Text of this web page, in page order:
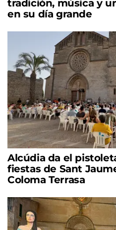
tradición, música y
en su día grande
Alcúdia da el
fiestas de Sant
Coloma Terrasa